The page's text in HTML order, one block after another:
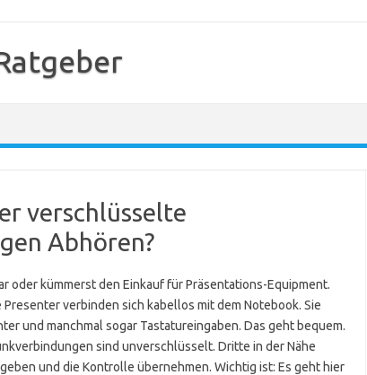
verschlüsselte
Abhören?
oder kümmerst den Einkauf für Präsentations-Equipment.
verbinden sich kabellos mit dem Notebook. Sie
und manchmal sogar Tastatureingaben. Das geht bequem.
sind unverschlüsselt. Dritte in der Nähe
und die Kontrolle übernehmen. Wichtig ist: Es geht hier